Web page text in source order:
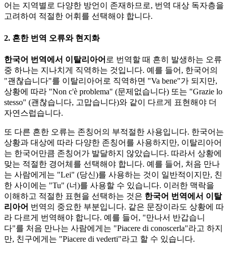
어는 지역별로 다양한 방언이 존재하므로, 번역 대상 독자층을
고려하여 적절한 어휘를 선택해야 합니다.
2. 흔한 번역 오류와 현지화
한국어 번역에서 이탈리아어 로 번역할 때 흔히 발생하는 오류
중 하나는 지나치게 직역하는 것입니다. 예를 들어, 한국어의
"괜찮습니다"를 이탈리아어로 직역하면 "Va bene"가 되지만,
상황에 따라 "Non c'è problema" (문제없습니다) 또는 "Grazie lo
stesso" (괜찮습니다, 고맙습니다)와 같이 다르게 표현해야 더
자연스럽습니다.
또 다른 흔한 오류는 존칭어의 부적절한 사용입니다. 한국어는
상황과 대상에 따라 다양한 존칭어를 사용하지만, 이탈리아어
는 한국어만큼 존칭어가 발달하지 않았습니다. 따라서 상황에
맞는 적절한 경어체를 선택해야 합니다. 예를 들어, 처음 만나
는 사람에게는 "Lei" (당신)를 사용하는 것이 일반적이지만, 친
한 사이에는 "Tu" (너)를 사용할 수 있습니다. 이러한 맥락을
이해하고 적절한 표현을 선택하는 것은 한국어 번역에서 이탈
리아어 번역의 중요한 부분입니다. 같은 문장이라도 상황에 따
라 다르게 번역해야 합니다. 예를 들어, "만나서 반갑습니
다"를 처음 만나는 사람에게는 "Piacere di conoscerla"라고 하지
만, 친구에게는 "Piacere di vederti"라고 할 수 있습니다.